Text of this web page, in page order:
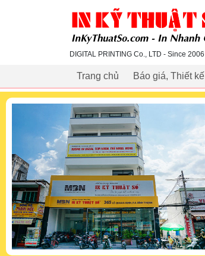
inkythuatso.com
DIGITAL PRINTING Co., LTD - Since 2006
Trang chủ Báo giá, Thiết kế